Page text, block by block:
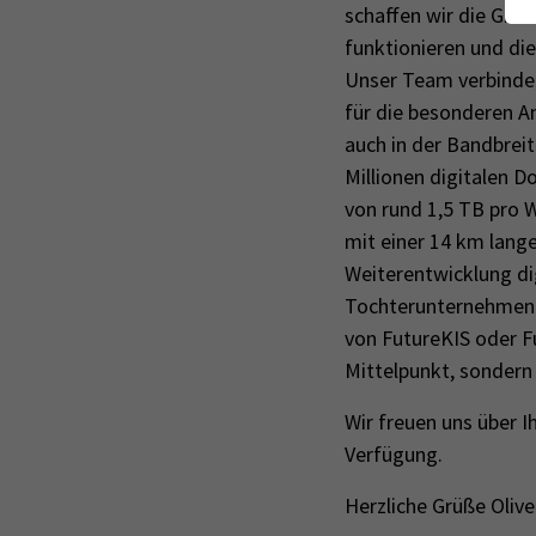
schaffen wir die
funktionieren und
Unser Team
für die besonderen
auch in der
Millionen digitalen
von rund 1,5 TB pro
mit einer 14 km
Weiterentwicklung
von FutureKIS oder
Mittelpunkt,
Wir freuen uns über
Verfügung.
Herzliche Grüße